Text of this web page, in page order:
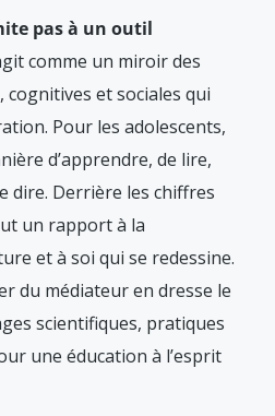
pas à un outil
comme un miroir des
et sociales qui
Pour les adolescents,
d’apprendre, de lire,
dire. Derrière les chiffres
un rapport à la
et à soi qui se redessine.
du médiateur en dresse le
scientifiques, pratiques
une éducation à l’esprit